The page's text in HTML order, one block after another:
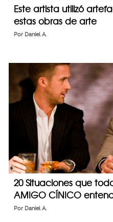
Este artista utilizó
estas obras de arte
Por Daniel A.
20 Situaciones que
AMIGO CÍNICO
Por Daniel A.